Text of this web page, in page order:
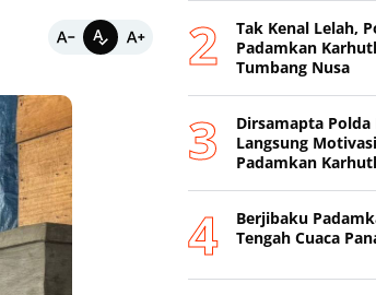
Tak Kenal Lelah,
Padamkan
Tumbang Nusa
Dirsamapta
Langsung
Padamkan
Berjibaku
Tengah Cuaca